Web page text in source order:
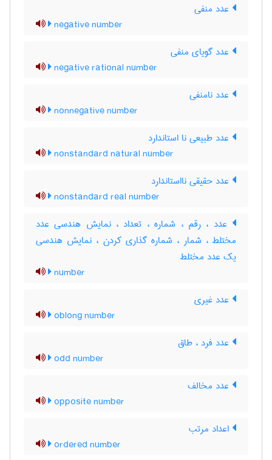
عدد منفی
negative number
عدد گویای منفی
negative rational number
عدد نامنفی
nonnegative number
عدد طبیعی نا استاندارد
nonstandard natural number
عدد حقیقی نااستاندارد
nonstandard real number
عدد ، رقم ، شماره ، تعداد ، نمایش هندسی عدد
مختلط ، شمار ، شماره گذاری کردن ، نمایش هندسی
یک عدد مختلط
number
عدد غیری
oblong number
عدد فرد ، طاق
odd number
عدد مخالف
opposite number
اعداد مرتب
ordered number